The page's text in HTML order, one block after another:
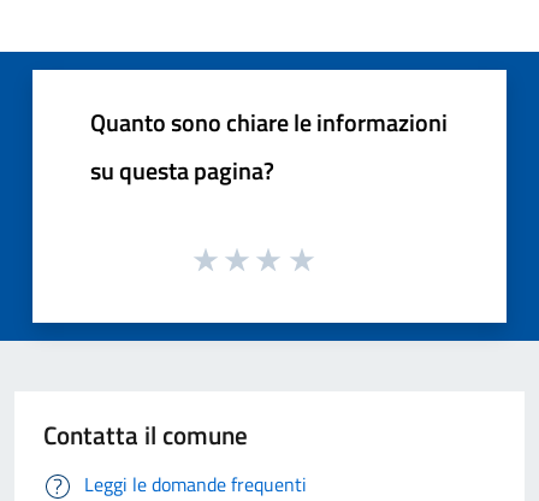
Quanto sono chiare le informazioni
su questa pagina?
Contatta il comune
Leggi le domande frequenti